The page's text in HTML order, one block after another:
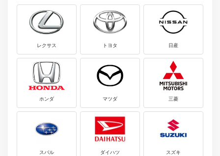
レクサス トヨタ 日産
ホンダ マツダ 三菱
スバル ダイハツ スズキ